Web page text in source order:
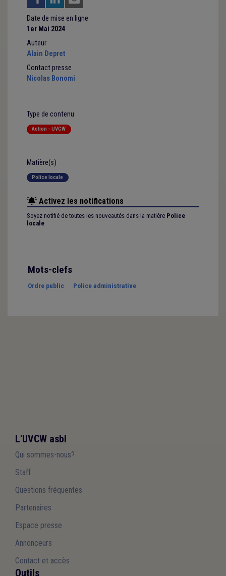
Date de mise en ligne
1er Mai 2024
Auteur
Alain Depret
Contact presse
Nicolas Bonomi
Type de contenu
Action - UVCW
Matière(s)
Police locale
Activez les notifications
Soyez notifié de toutes les nouveautés dans la matière Police
locale
Mots-clefs
Ordre public Police administrative
L'UVCW asbl
Qui sommes-nous?
Staff
Questions fréquentes
Partenaires
Espace presse
Annonceurs
Contact et accès
Outils